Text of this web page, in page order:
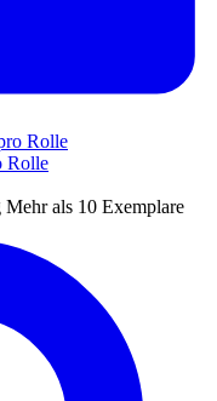
Rolle
Mehr als 10 Exemplare